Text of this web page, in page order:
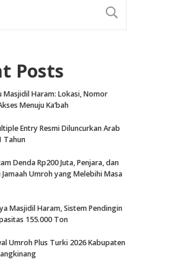
Posts
Masjidil Haram: Lokasi, Nomor
Menuju Ka’bah
Entry Resmi Diluncurkan Arab
Tahun
Denda Rp200 Juta, Penjara, dan
Umroh yang Melebihi Masa
Masjidil Haram, Sistem Pendingin
155.000 Ton
Umroh Plus Turki 2026 Kabupaten